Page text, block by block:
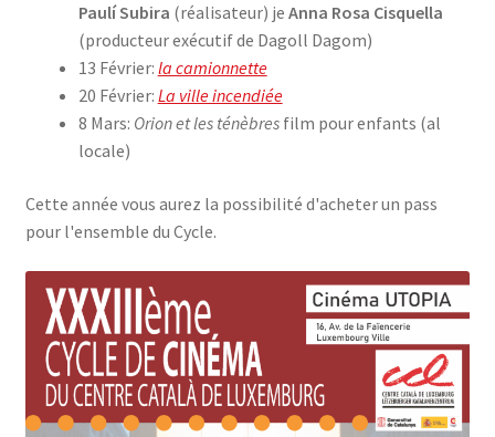
Paulí Subira (réalisateur) je Anna Rosa Cisquella
(producteur exécutif de Dagoll Dagom)
13 Février: la camionnette
20 Février: La ville incendiée
8 Mars: Orion et les ténèbresfilm pour enfants (al
locale)
Cette année vous aurez la possibilité d'acheter un pass
pour l'ensemble du Cycle.